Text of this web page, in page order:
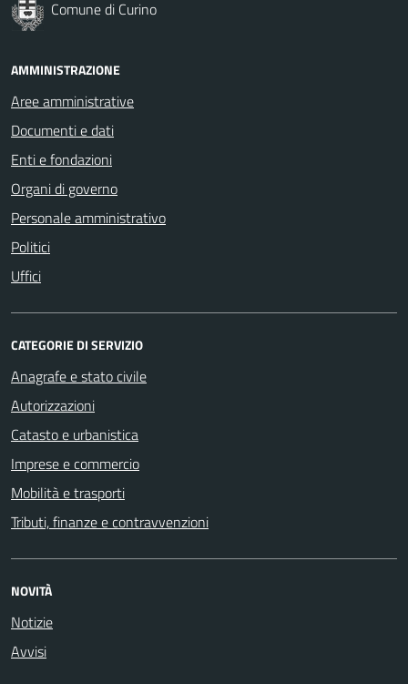
Comune di Curino
AMMINISTRAZIONE
Aree amministrative
Documenti e dati
Enti e fondazioni
Organi di governo
Personale amministrativo
Politici
Uffici
CATEGORIE DI SERVIZIO
Anagrafe e stato civile
Autorizzazioni
Catasto e urbanistica
Imprese e commercio
Mobilità e trasporti
Tributi, finanze e contravvenzioni
NOVITÀ
Notizie
Avvisi